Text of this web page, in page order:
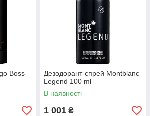
Boss
Дезодорант-спрей Montblanc
Legend 100 ml
В наявності
1 001 ₴